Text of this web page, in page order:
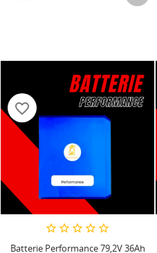
Batterie Performance 79,2V 36Ah
favorite_border